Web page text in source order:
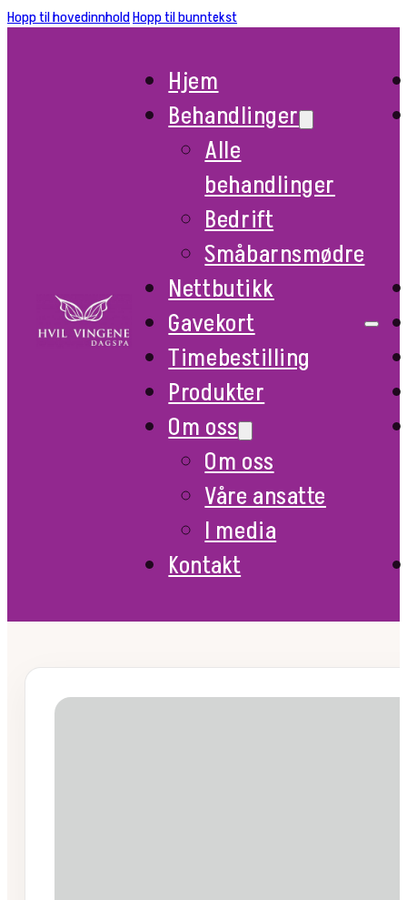
Hopp til hovedinnholdHopp til bunntekst
Hjem
Behandlinger
Alle
behandlinger
Bedrift
Småbarnsmødre
Nettbutikk
Gavekort
Timebestilling
Produkter
Om oss
Om oss
Våre ansatte
I media
Kontakt